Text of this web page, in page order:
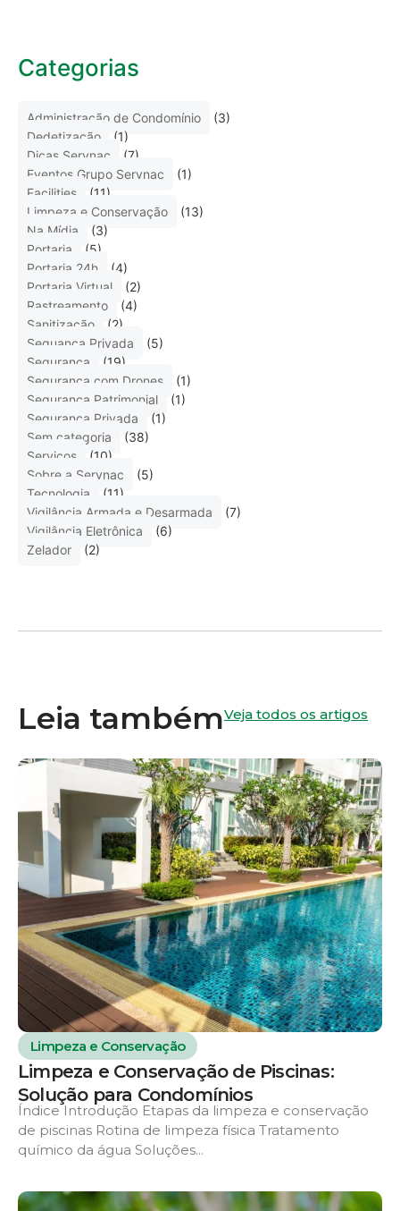
Categorias
Administração de Condomínio
(3)
Dedetização
(1)
Dicas Servnac
(7)
Eventos Grupo Servnac
(1)
Facilities
(11)
Limpeza e Conservação
(13)
Na Mídia
(3)
Portaria
(5)
Portaria 24h
(4)
Portaria Virtual
(2)
Rastreamento
(4)
Sanitização
(2)
Seguança Privada
(5)
Segurança
(19)
Segurança com Drones
(1)
Segurança Patrimonial
(1)
Segurança Privada
(1)
Sem categoria
(38)
Serviços
(10)
Sobre a Servnac
(5)
Tecnologia
(11)
Vigilância Armada e Desarmada
(7)
Vigilância Eletrônica
(6)
Zelador
(2)
Leia tambémVeja todos os artigos
Limpeza e Conservação
Limpeza e Conservação de Piscinas:
Solução para Condomínios
Índice Introdução Etapas da limpeza e conservação
de piscinas Rotina de limpeza física Tratamento
químico da água Soluções...